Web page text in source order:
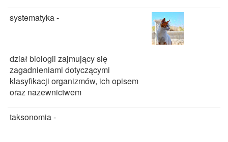
systematyka -
dział biologii zajmujący się
zagadnieniami dotyczącymi
klasyfikacji organizmów, ich opisem
oraz nazewnictwem
taksonomia -